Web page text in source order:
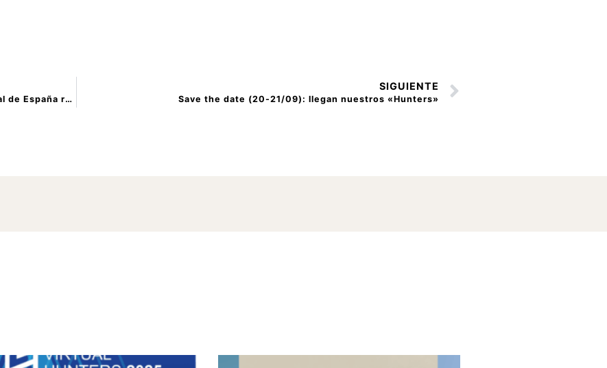
El de Aragón se convierte en el segundo clúster audiovisual de España reconocido como AEI
SIGUIENTE
Save the date (20-21/09): llegan nuestros «Hunters»